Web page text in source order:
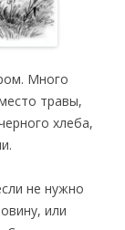
Много
травы,
хлеба,
не нужно
или